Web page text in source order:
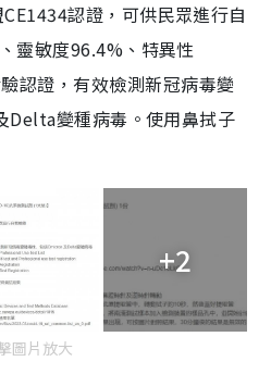
認證，可供民眾進行自
靈敏度96.4%、特異性
認證，有效檢測新冠病毒變
變種病毒。使用鼻拭子
+2
圖片放大